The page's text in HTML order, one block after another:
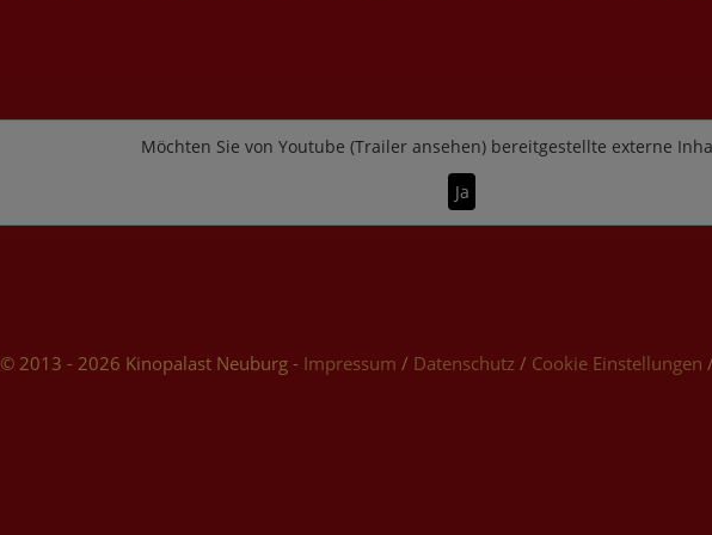
Möchten Sie von Youtube (Trailer ansehen) bereitgestellte externe
Ja
© 2013 - 2026 Kinopalast Neuburg - Impressum / Datenschutz/ Cookie Einstellungen /